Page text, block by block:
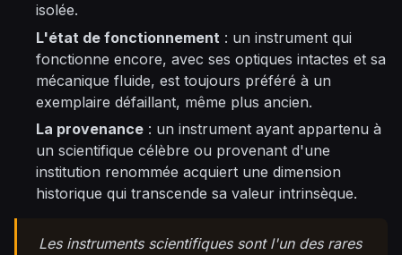
isolée.
L'état de fonctionnement : un instrument qui
fonctionne encore, avec ses optiques intactes et sa
mécanique fluide, est toujours préféré à un
exemplaire défaillant, même plus ancien.
La provenance : un instrument ayant appartenu à
un scientifique célèbre ou provenant d'une
institution renommée acquiert une dimension
historique qui transcende sa valeur intrinsèque.
Les instruments scientifiques sont l'un des rares